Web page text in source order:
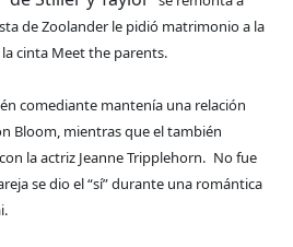
de Zoolander le pidió matrimonio a la
cinta Meet the parents.
comediante mantenía una relación
Bloom, mientras que el también
la actriz Jeanne Tripplehorn. No fue
se dio el “sí” durante una romántica